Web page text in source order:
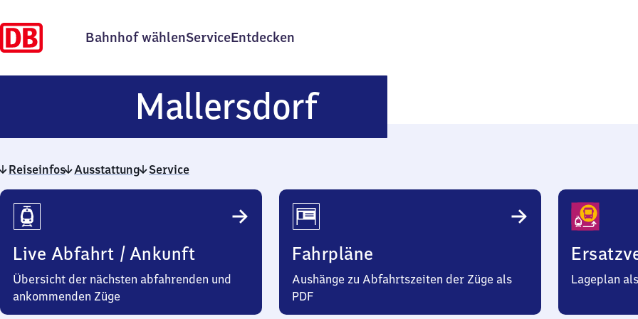
Bahnhof wählenServiceEntdecken
MallersdorfMallersdorf
Reiseinfos Ausstattung Service
Reiseinfos
Live Abfahrt / Ankunft
Übersicht der nächsten abfahrenden und
ankommenden Züge
Fahrpläne
Aushänge zu Abfahrtszeiten der Züge als
PDF
Lageplan